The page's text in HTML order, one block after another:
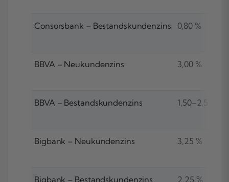
Consorsbank – Bestandskundenzins 0,80 %
BBVA – Neukundenzins 3,00 %
BBVA – Bestandskundenzins 1,50–2,50 %
Bigbank – Neukundenzins 3,25 %
Bigbank – Bestandskundenzins 2,25 %